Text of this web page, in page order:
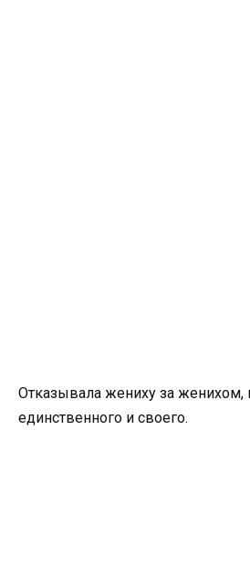
Отказывала жениху за женихом,
единственного и своего.